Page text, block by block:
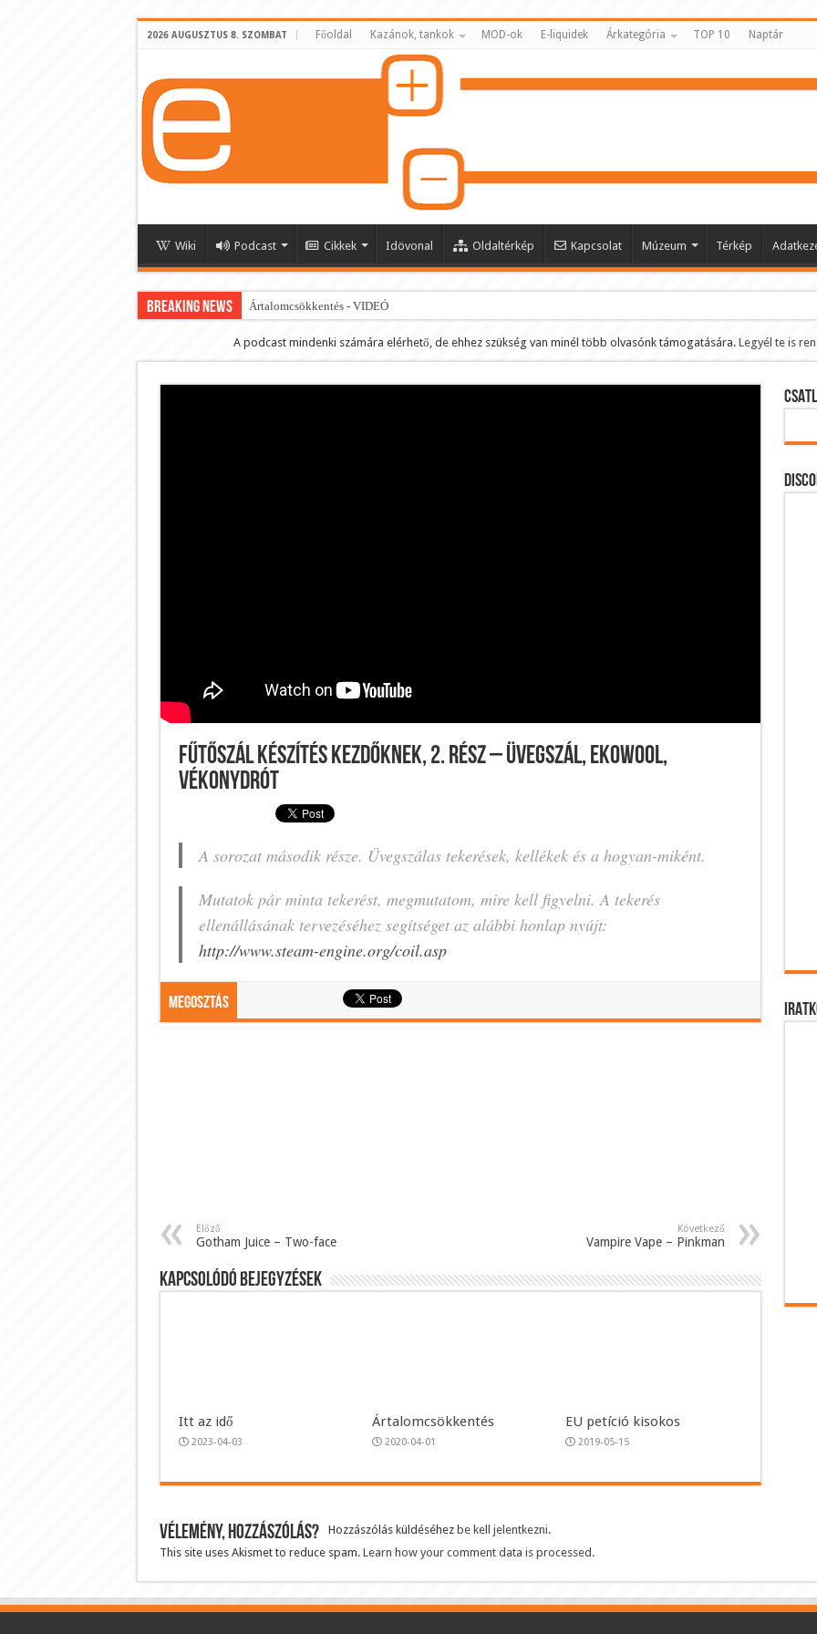
2026 AUGUSZTUS 8. SZOMBAT Főoldal Kazánok, tankok MOD-ok E-liquidek Árkategória TOP 10 Naptár
Wiki Podcast Cikkek Idövonal Oldaltérkép Kapcsolat Múzeum Térkép
BREAKING NEWS Ártalomcsökkentés - VIDEÓ
E-cigi használati szokások 2.0
Android Podcast alkalmazás letöltése
A podcast mindenki számára elérhető, de ehhez szükség van minél több olvasónk támogatására. Legyél te is
Fűtőszál készítés kezdőknek, 2. rész – üvegszál, ekowool,
vékonydrót
A sorozat második része. Üvegszálas tekerések, kellékek és a hogyan-miként.
Mutatok pár minta tekerést, megmutatom, mire kell figyelni. A tekerés
ellenállásának tervezéséhez segítséget az alábbi honlap nyújt:
http://www.steam-engine.org/coil.asp
Megosztás
Előző
Gotham Juice – Two-face
Következő
Vampire Vape – Pinkman
Kapcsolódó bejegyzések
Itt az idő
2023-04-03
Ártalomcsökkentés
2020-04-01
EU petíció kisokos
2019-05-15
Vélemény, hozzászólás? Hozzászólás küldéséhez be kell jelentkezni.
This site uses Akismet to reduce spam. Learn how your comment data is processed.